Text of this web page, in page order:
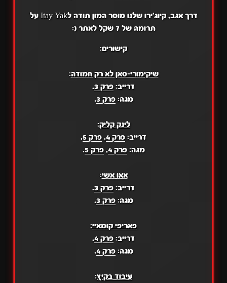
דרך אגב, קיוג'ירו שלנו מוסר המון תודה לItay Yak על
תרומה של 7 שקל לאתר (:
קישורים:
שיקימורי-סאן לא רק חמודה:
דרייב: פרק 3
.
מגה:פרק 3 .
לינק קליק:
דרייב: פרק 4 , פרק 5
.
מגה:פרק 4 ,פרק 5 .
אאו אשי:
דרייב: פרק 3
.
מגה:פרק 3 .
פאריפי קומאיי:
דרייב: פרק 4 .
מגה:פרק 4 .
עיבוד בקיץ: